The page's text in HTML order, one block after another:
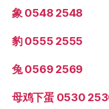
象 0548 2548
豹 0555 2555
兔 0569 2569
母鸡下蛋 0530